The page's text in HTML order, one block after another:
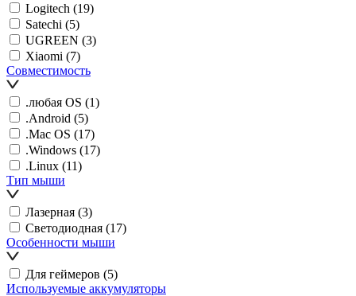
Logitech (19)
Satechi (5)
UGREEN (3)
Xiaomi (7)
Совместимость
.любая OS (1)
.Android (5)
.Mac OS (17)
.Windows (17)
.Linux (11)
Тип мыши
Лазерная (3)
Светодиодная (17)
Особенности мыши
Для геймеров (5)
Используемые аккумуляторы